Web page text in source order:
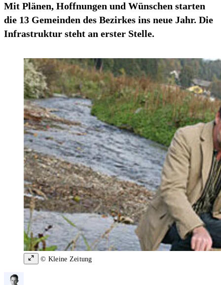
Mit Plänen, Hoffnungen und Wünschen starten
die 13 Gemeinden des Bezirkes ins neue Jahr. Die
Infrastruktur steht an erster Stelle.
© Kleine Zeitung